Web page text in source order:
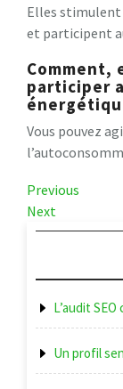
Elles stimulent
et participent
Comment,
participer
Vous pouvez
de
Previous
Post
Previous
Next
Post
Next
L’audit
Un profil